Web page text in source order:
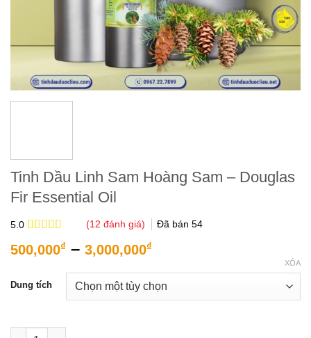
Tinh Dầu Linh Sam Hoàng Sam – Douglas
Fir Essential Oil
5.0
trên 5
dựa trên
(12 đánh giá) Đã bán 54
500,000₫ – 3,000,000₫
từ
500,000₫
Dung tích
XÓA